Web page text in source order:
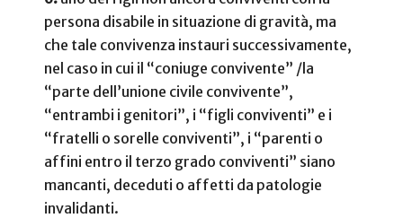
persona disabile in situazione di gravità, ma
che tale convivenza instauri successivamente,
nel caso in cui il “coniuge convivente” /la
“parte dell’unione civile convivente”,
“entrambi i genitori”, i “figli conviventi” e i
“fratelli o sorelle conviventi”, i “parenti o
affini entro il terzo grado conviventi” siano
mancanti, deceduti o affetti da patologie
invalidanti.